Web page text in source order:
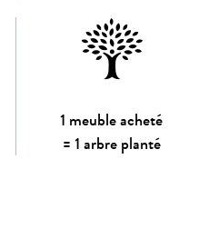
1 meuble acheté
= 1 arbre planté